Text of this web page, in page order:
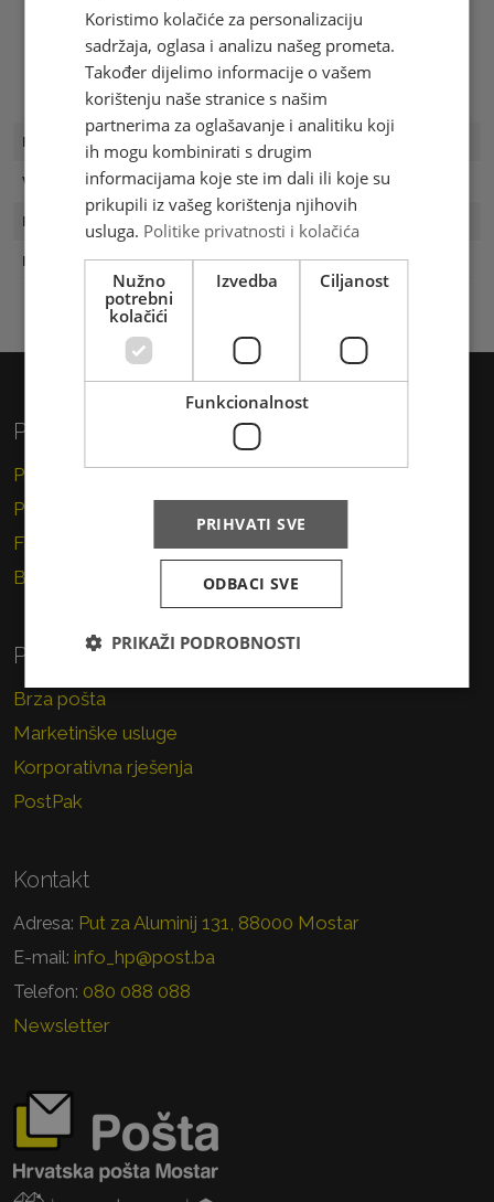
FDC Broj FDC 10/03
Vrijednost 2.00 KM
Prvi dan 20.08.2003
Naklada 200
Privatni korisnici
Pismo
Paket
Financijske usluge
Brzojav
Poslovni korisnici
Brza pošta
Marketinške usluge
Korporativna rješenja
PostPak
Kontakt
Adresa: Put za Aluminij 131, 88000 Mostar
E-mail: info_hp@post.ba
Telefon: 080 088 088
Newsletter
Koristimo kolačiće za personalizaciju
sadržaja, oglasa i analizu našeg prometa.
Također dijelimo informacije o vašem
korištenju naše stranice s našim
partnerima za oglašavanje i analitiku koji
ih mogu kombinirati s drugim
informacijama koje ste im dali ili koje su
prikupili iz vašeg korištenja njihovih
usluga. Politike privatnosti i kolačića
Nužno
potrebni
kolačići
Izvedba Ciljanost
Funkcionalnost
PRIHVATI SVE
ODBACI SVE
PRIKAŽI PODROBNOSTI